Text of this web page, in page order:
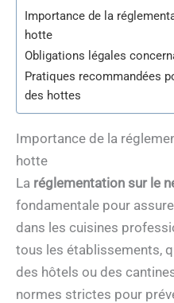
Importance de la
hotte
Obligations légales
Pratiques recommandées
des hottes
Importance de la
hotte
La réglementation sur le
fondamentale pour
dans les cuisines
tous les établissements,
des hôtels ou des
normes strictes pour